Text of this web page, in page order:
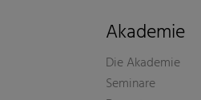
Akademie
Die Akademie
Seminare